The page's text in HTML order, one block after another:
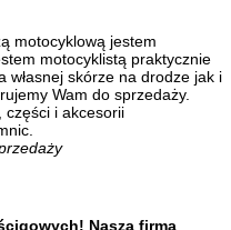
motocyklową jestem
motocyklistą praktycznie
własnej skórze na drodze jak i
Wam do sprzedaży.
części i akcesorii
Nasza firma